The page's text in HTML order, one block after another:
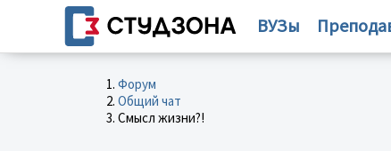
ВУЗы
Форум
Общий чат
Смысл жизни?!